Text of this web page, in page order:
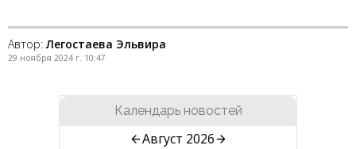
Автор: Легостаева Эльвира
29 ноября 2024 г. 10:47
Календарь новостей
Август 2026